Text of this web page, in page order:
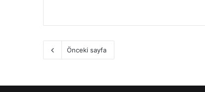
Önceki sayfa